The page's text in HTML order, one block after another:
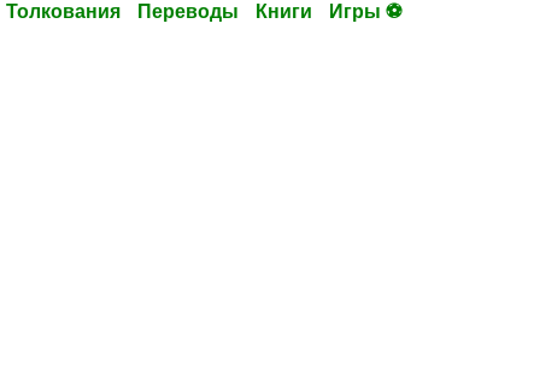
Толкования Переводы Книги Игры ⚽